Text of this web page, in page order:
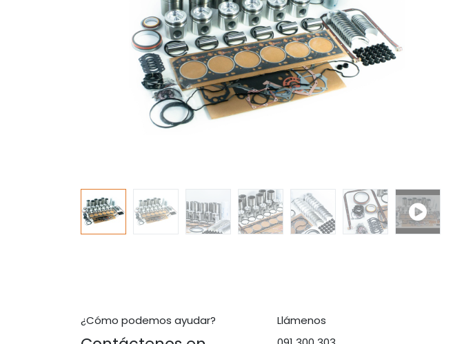
¿Cómo podemos ayudar?
Llámenos